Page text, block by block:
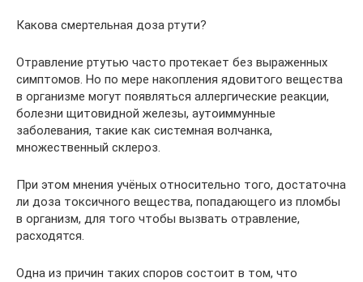
Какова смертельная доза ртути?
Отравление ртутью часто протекает без выраженных
симптомов. Но по мере накопления ядовитого вещества
в организме могут появляться аллергические реакции,
болезни щитовидной железы, аутоиммунные
заболевания, такие как системная волчанка,
множественный склероз.
При этом мнения учёных относительно того, достаточна
ли доза токсичного вещества, попадающего из пломбы
в организм, для того чтобы вызвать отравление,
расходятся.
Одна из причин таких споров состоит в том, что